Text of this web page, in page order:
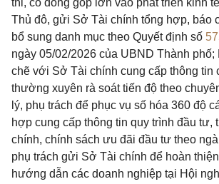
thi, có đóng góp lớn vào phát triển kinh
Thủ đô, gửi Sở Tài chính tổng hợp, báo
bổ sung danh mục theo Quyết định số
ngày 05/02/2026 của UBND Thành
chẽ với Sở Tài chính cung cấp thông tin
thường xuyên rà soát tiến độ theo
lý, phụ trách để phục vụ số hóa 360 độ
hợp cung cấp thông tin quy trình đầu tư,
chính, chính sách ưu đãi đầu tư theo
phụ trách gửi Sở Tài chính để hoàn
hướng dẫn các doanh nghiệp tại Hội